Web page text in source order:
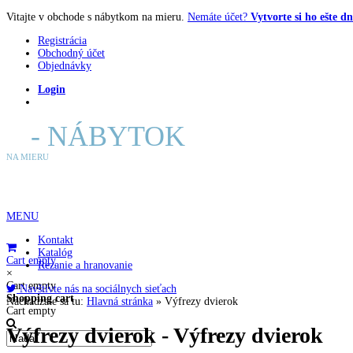
Vitajte v obchode s nábytkom na mieru. Nemáte účet? Vytvorte si ho ešte
Registrácia
Obchodný účet
Objednávky
Login
- NÁBYTOK
NA MIERU
Cart empty
×
Cart empty
Shopping cart
Cart empty
MENU
Kontakt
Katalóg
Rezanie a hranovanie
Navštívte nás na sociálnych sieťach
Nachádzate sa tu: Hlavná stránka » Výfrezy dvierok
Výfrezy dvierok - Výfrezy dvierok